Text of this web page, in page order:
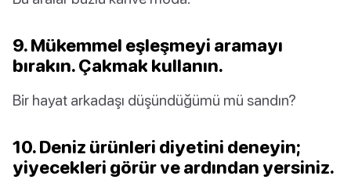
9. Mükemmel eşleşmeyi aramayı
bırakın. Çakmak kullanın.
Bir hayat arkadaşı düşündüğümü mü sandın?
10. Deniz ürünleri diyetini deneyin;
yiyecekleri görür ve ardından yersiniz.